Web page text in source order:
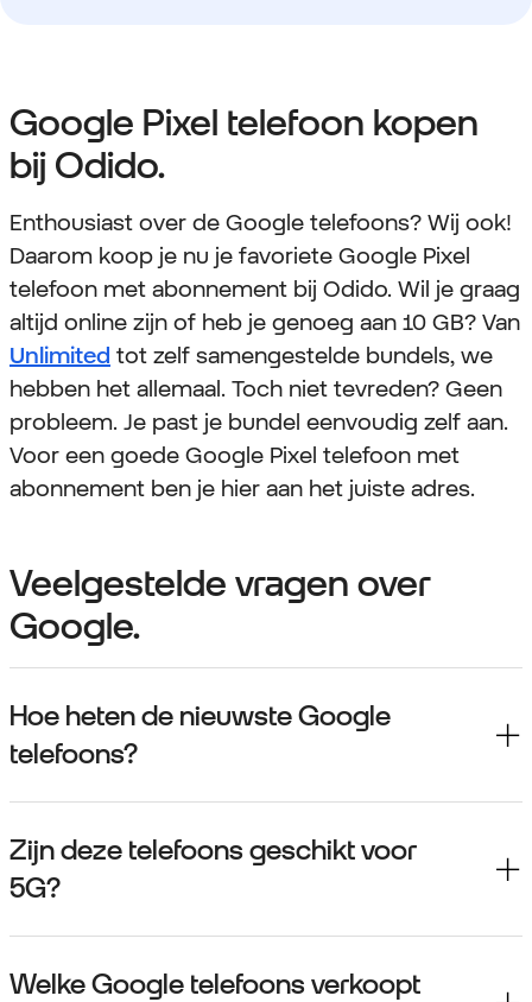
Google Pixel telefoon kopen
bij Odido.
Enthousiast over de Google telefoons? Wij ook!
Daarom koop je nu je favoriete Google Pixel
telefoon met abonnement bij Odido. Wil je graag
altijd online zijn of heb je genoeg aan 10 GB? Van
Unlimited tot zelf samengestelde bundels, we
hebben het allemaal. Toch niet tevreden? Geen
probleem. Je past je bundel eenvoudig zelf aan.
Voor een goede Google Pixel telefoon met
abonnement ben je hier aan het juiste adres.
Veelgestelde vragen over
Google.
Hoe heten de nieuwste Google
telefoons?
Zijn deze telefoons geschikt voor
5G?
Welke Google telefoons verkoopt